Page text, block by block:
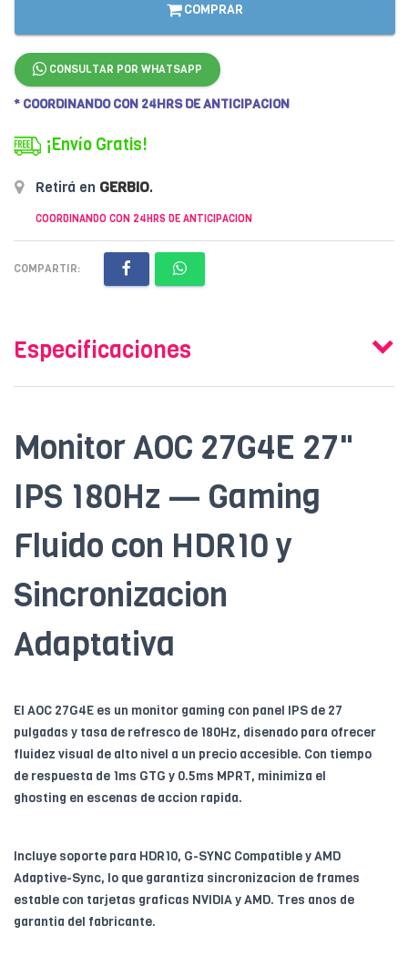
COMPRAR
CONSULTAR POR WHATSAPP
* COORDINANDO CON 24HRS DE ANTICIPACION
¡Envío Gratis!
Retirá en GERBIO.
COORDINANDO CON 24HRS DE ANTICIPACION
COMPARTIR:
Especificaciones
Monitor AOC 27G4E 27"
IPS 180Hz — Gaming
Fluido con HDR10 y
Sincronizacion
Adaptativa
El AOC 27G4E es un monitor gaming con panel IPS de 27
pulgadas y tasa de refresco de 180Hz, disenado para ofrecer
fluidez visual de alto nivel a un precio accesible. Con tiempo
de respuesta de 1ms GTG y 0.5ms MPRT, minimiza el
ghosting en escenas de accion rapida.
Incluye soporte para HDR10, G-SYNC Compatible y AMD
Adaptive-Sync, lo que garantiza sincronizacion de frames
estable con tarjetas graficas NVIDIA y AMD. Tres anos de
garantia del fabricante.